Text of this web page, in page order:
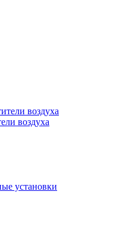
воздуха
установки